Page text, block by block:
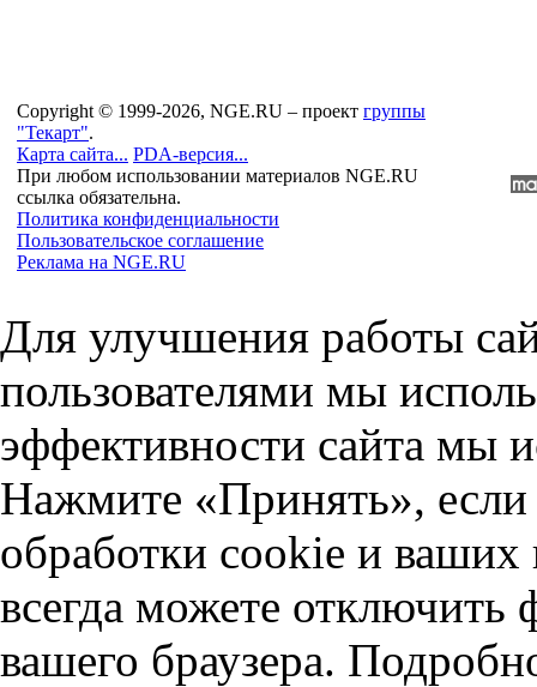
Copyright © 1999-2026, NGE.RU – проект группы
"Текарт".
Карта сайта... PDA-версия...
При любом использовании материалов NGE.RU
ссылка обязательна.
Политика конфиденциальности
Пользовательское соглашение
Реклама на NGE.RU
Для улучшения работы
пользователями мы
эффективности сайта мы
Нажмите «Принять», если
обработки cookie и
всегда можете отключить
вашего браузера.